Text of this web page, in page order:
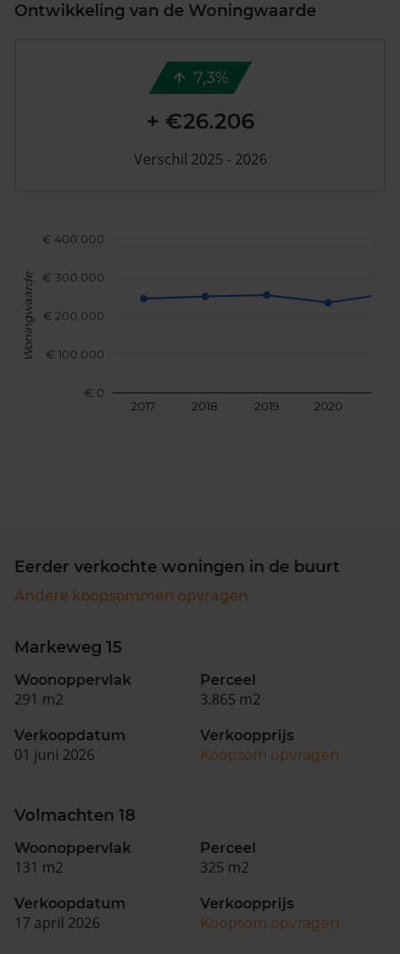
Ontwikkeling van de Woningwaarde
2017 2018 2019 2020
€ 0
€ 100.000
€ 200.000
€ 300.000
€ 400.000
Woningwaarde
7,3%
+ €26.206
Verschil 2025 - 2026
Eerder verkochte woningen in de buurt
Andere koopsommen opvragen
Markeweg 15
Woonoppervlak
291 m2
Perceel
3.865 m2
Verkoopdatum
01 juni 2026
Verkoopprijs
Koopsom opvragen
Volmachten 18
Woonoppervlak
131 m2
Perceel
325 m2
Verkoopdatum
17 april 2026
Verkoopprijs
Koopsom opvragen